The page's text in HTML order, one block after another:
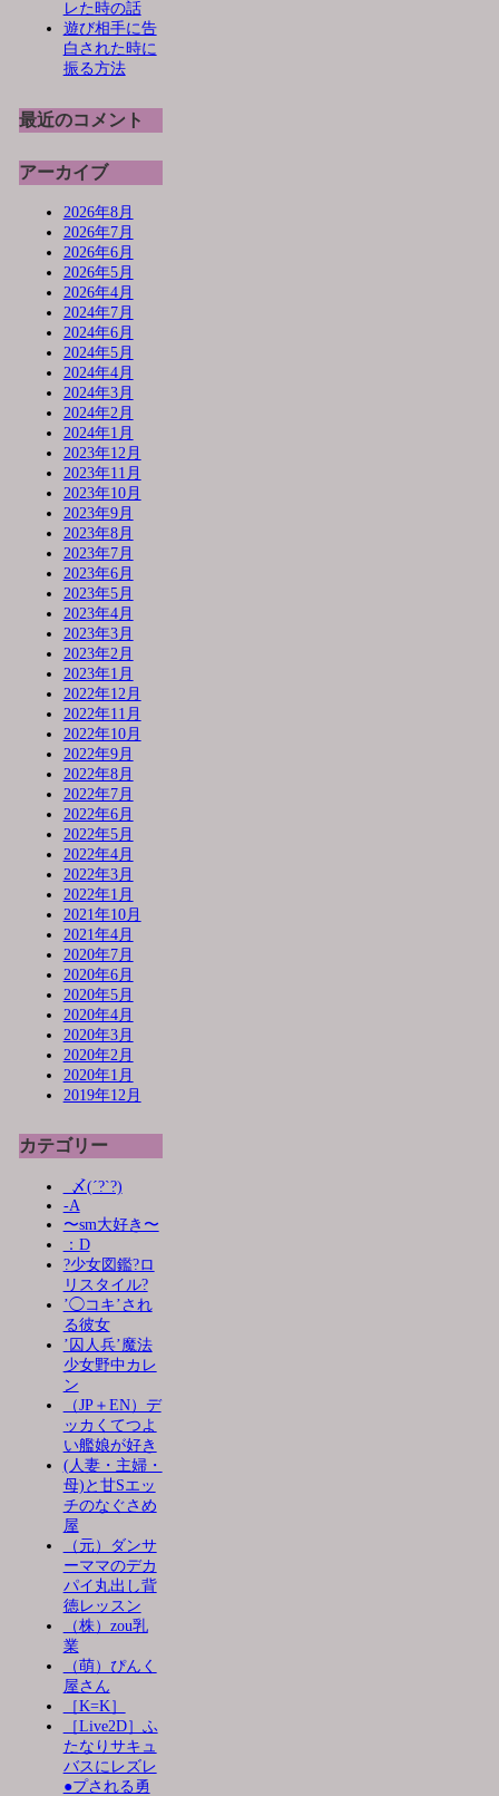
レた時の話
遊び相手に告
白された時に
振る方法
最近のコメント
アーカイブ
2026年8月
2026年7月
2026年6月
2026年5月
2026年4月
2024年7月
2024年6月
2024年5月
2024年4月
2024年3月
2024年2月
2024年1月
2023年12月
2023年11月
2023年10月
2023年9月
2023年8月
2023年7月
2023年6月
2023年5月
2023年4月
2023年3月
2023年2月
2023年1月
2022年12月
2022年11月
2022年10月
2022年9月
2022年8月
2022年7月
2022年6月
2022年5月
2022年4月
2022年3月
2022年1月
2021年10月
2021年4月
2020年7月
2020年6月
2020年5月
2020年4月
2020年3月
2020年2月
2020年1月
2019年12月
カテゴリー
_〆(´?`?)
-A
〜sm大好き〜
：D
?少女図鑑?ロ
リスタイル?
’◯コキ’され
る彼女
’囚人兵’魔法
少女野中カレ
ン
（JP＋EN）デ
ッカくてつよ
い艦娘が好き
(人妻・主婦・
母)と甘Sエッ
チのなぐさめ
屋
（元）ダンサ
ーママのデカ
パイ丸出し背
徳レッスン
（株）zou乳
業
（萌）ぴんく
屋さん
［K=K］
［Live2D］ふ
たなりサキュ
バスにレズレ
●プされる勇